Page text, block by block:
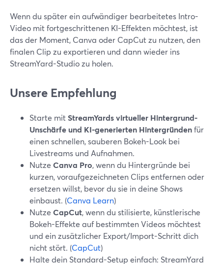
Wenn du später ein aufwändiger bearbeitetes Intro-
Video mit fortgeschrittenen KI-Effekten möchtest, ist
das der Moment, Canva oder CapCut zu nutzen, den
finalen Clip zu exportieren und dann wieder ins
StreamYard-Studio zu holen.
Unsere Empfehlung
Starte mitStreamYards virtueller Hintergrund-
Unschärfe und KI-generierten Hintergründenfür
einen schnellen, sauberen Bokeh-Look bei
Livestreams und Aufnahmen.
Nutze Canva Pro, wenn du Hintergründe bei
kurzen, voraufgezeichneten Clips entfernen oder
ersetzen willst, bevor du sie in deine Shows
einbaust. (Canva Learn)
Nutze CapCut, wenn du stilisierte, künstlerische
Bokeh-Effekte auf bestimmten Videos möchtest
und ein zusätzlicher Export/Import-Schritt dich
nicht stört. (CapCut)
Halte dein Standard-Setup einfach: StreamYard